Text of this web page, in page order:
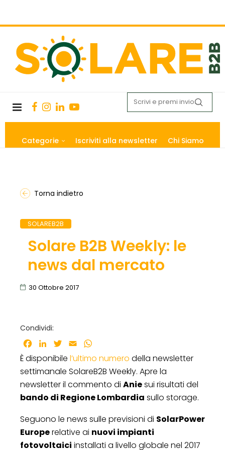
Categorie Iscriviti alla newsletter Chi Siamo
Torna indietro
SOLAREB2B
Solare B2B Weekly: le
news dal mercato
30 Ottobre 2017
Condividi:
Facebook
LinkedInTwitter
Email
È disponibile l’ultimo numero della newsletter
settimanale SolareB2B Weekly. Apre la
newsletter il commento di Aniesui risultati del
bando di Regione Lombardia sullo storage.
Seguono le news sulle previsioni di SolarPower
Europerelative ai nuovi impianti
fotovoltaici installati a livello globale nel 2017